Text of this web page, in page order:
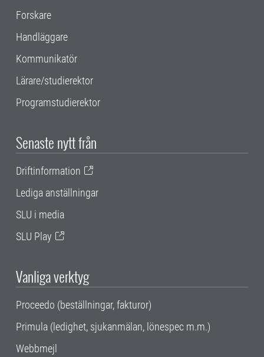
Forskare
Handläggare
Kommunikatör
Lärare/studierektor
Programstudierektor
Senaste nytt från
Driftinformation
Lediga anställningar
SLU i media
SLU Play
Vanliga verktyg
Proceedo (beställningar, fakturor)
Primula (ledighet, sjukanmälan, lönespec m.m.)
Webbmejl